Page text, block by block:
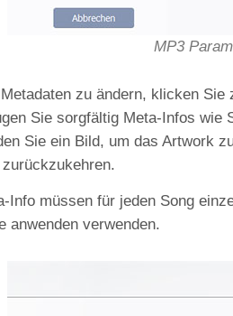
MP3
zu ändern, klicken
Sie sorgfältig Meta-Infos
Sie ein Bild, um das Artwork
Info müssen für jeden Song
anwenden verwenden.